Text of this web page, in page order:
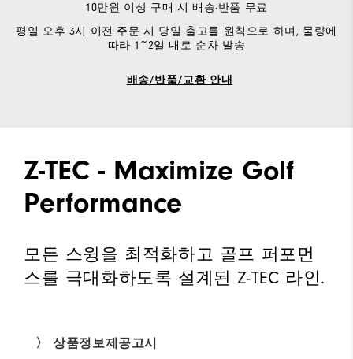
10만원 이상 구매 시 배송·반품 무료
평일 오후 3시 이전 주문 시 당일 출고를 원칙으로 하며, 물량에
따라 1~2일 내로 순차 발송
배송/반품/교환 안내
Z-TEC - Maximize Golf
Performance
모든 스윙을 최적화하고 골프 퍼포먼
스를 극대화하도록 설계된 Z-TEC 라인.
〉 상품정보제공고시